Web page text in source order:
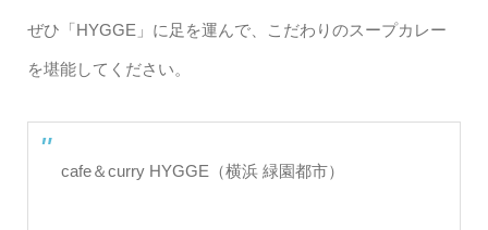
ぜひ「HYGGE」に足を運んで、こだわりのスープカレー
を堪能してください。
cafe＆curry HYGGE（横浜 緑園都市）